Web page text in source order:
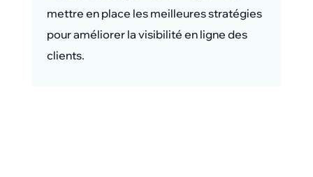
mettre en place les meilleures stratégies
pour améliorer la visibilité en ligne des
clients.